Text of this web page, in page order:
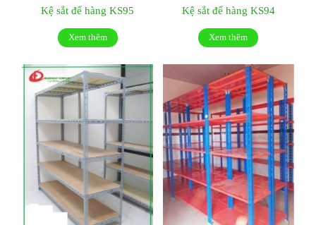
Kệ sắt để hàng KS95
Xem thêm
Kệ sắt để hàng KS94
Xem thêm